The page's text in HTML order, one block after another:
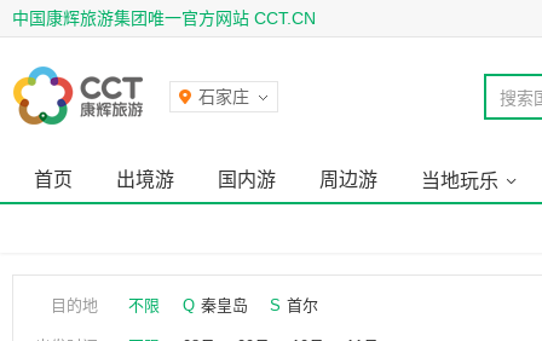
中国康辉旅游集团唯一官方网站 CCT.CN
石家庄 搜索
首页 出境游 国内游 周边游 当地玩乐
目的地 不限 Q 秦皇岛 S 首尔